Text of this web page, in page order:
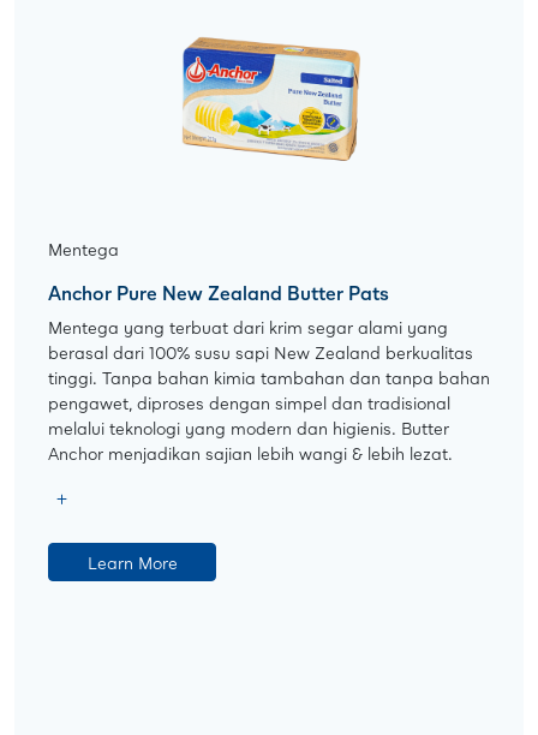
Mentega
Anchor Pure New Zealand Butter Pats
Mentega yang terbuat dari krim segar alami yang
berasal dari 100% susu sapi New Zealand berkualitas
tinggi. Tanpa bahan kimia tambahan dan tanpa bahan
pengawet, diproses dengan simpel dan tradisional
melalui teknologi yang modern dan higienis. Butter
Anchor menjadikan sajian lebih wangi & lebih lezat.
Learn More